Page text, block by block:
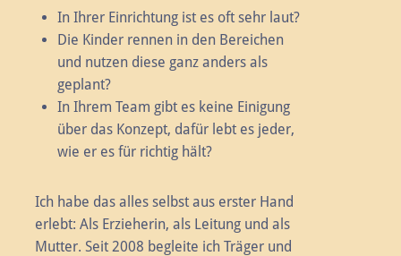
In Ihrer Einrichtung ist es oft sehr laut?
Die Kinder rennen in den Bereichen
und nutzen diese ganz anders als
geplant?
In Ihrem Team gibt es keine Einigung
über das Konzept, dafür lebt es jeder,
wie er es für richtig hält?
Ich habe das alles selbst aus erster Hand
erlebt: Als Erzieherin, als Leitung und als
Mutter. Seit 2008 begleite ich Träger und